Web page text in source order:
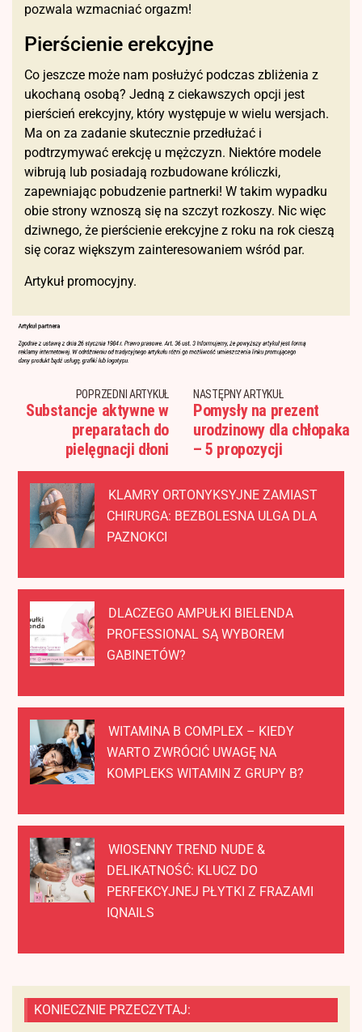
pozwala wzmacniać orgazm!
Pierścienie erekcyjne
Co jeszcze może nam posłużyć podczas zbliżenia z
ukochaną osobą? Jedną z ciekawszych opcji jest
pierścień erekcyjny, który występuje w wielu wersjach.
Ma on za zadanie skutecznie przedłużać i
podtrzymywać erekcję u mężczyzn. Niektóre modele
wibrują lub posiadają rozbudowane króliczki,
zapewniając pobudzenie partnerki! W takim wypadku
obie strony wznoszą się na szczyt rozkoszy. Nic więc
dziwnego, że pierścienie erekcyjne z roku na rok cieszą
się coraz większym zainteresowaniem wśród par.
Artykuł promocyjny.
POPRZEDNI ARTYKUŁ
Substancje aktywne w
preparatach do
pielęgnacji dłoni
NASTĘPNY ARTYKUŁ
Pomysły na prezent
urodzinowy dla chłopaka
– 5 propozycji
KLAMRY ORTONYKSYJNE ZAMIAST
CHIRURGA: BEZBOLESNA ULGA DLA
PAZNOKCI
DLACZEGO AMPUŁKI BIELENDA
PROFESSIONAL SĄ WYBOREM
GABINETÓW?
WITAMINA B COMPLEX – KIEDY
WARTO ZWRÓCIĆ UWAGĘ NA
KOMPLEKS WITAMIN Z GRUPY B?
WIOSENNY TREND NUDE &
DELIKATNOŚĆ: KLUCZ DO
PERFEKCYJNEJ PŁYTKI Z FRAZAMI
IQNAILS
KONIECZNIE PRZECZYTAJ: